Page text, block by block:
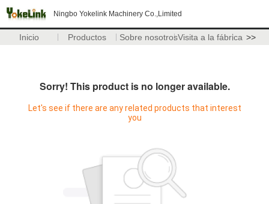
Ningbo Yokelink Machinery Co.,Limited
Inicio Productos Sobre nosotrosVisita a la fábrica >>
Sorry! This product is no longer available.
Let's see if there are any related products that interest
you